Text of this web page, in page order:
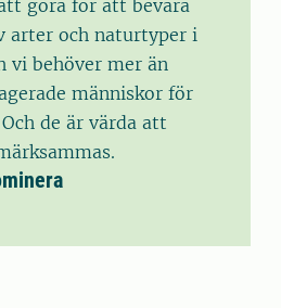
göra för att bevara
arter och naturtyper i
vi behöver mer än
människor för
de är värda att